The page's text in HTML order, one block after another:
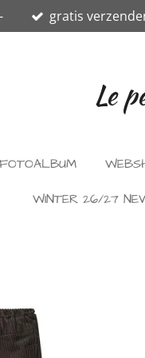
gratis
Le
FOTOALBUM
WINTER 26/27